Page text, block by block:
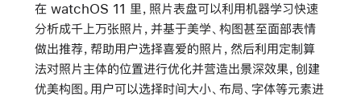
在 watchOS 11 里，照片表盘可以利用机器学习快速
分析成千上万张照片，并基于美学、构图甚至面部表情
做出推荐，帮助用户选择喜爱的照片，然后利用定制算
法对照片主体的位置进行优化并营造出景深效果，创建
优美构图。用户可以选择时间大小、布局、字体等元素进